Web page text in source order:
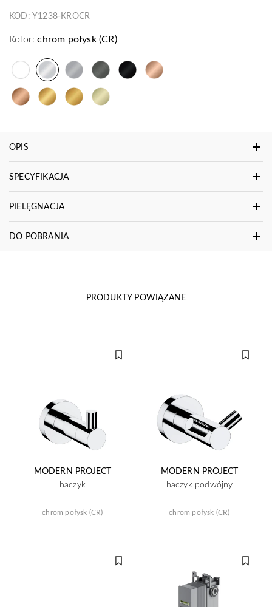
KOD: Y1238-KROCR
Kolor: chrom połysk (CR)
OPIS
SPECYFIKACJA
PIELĘGNACJA
DO POBRANIA
PRODUKTY POWIĄZANE
MODERN PROJECT
haczyk
chrom połysk (CR)
MODERN PROJECT
haczyk podwójny
chrom połysk (CR)